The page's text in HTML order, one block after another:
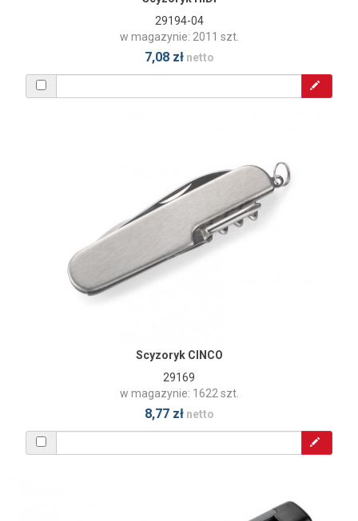
29194-04
w magazynie: 2011 szt.
7,08 złnetto
Scyzoryk CINCO
29169
w magazynie: 1622 szt.
8,77 złnetto